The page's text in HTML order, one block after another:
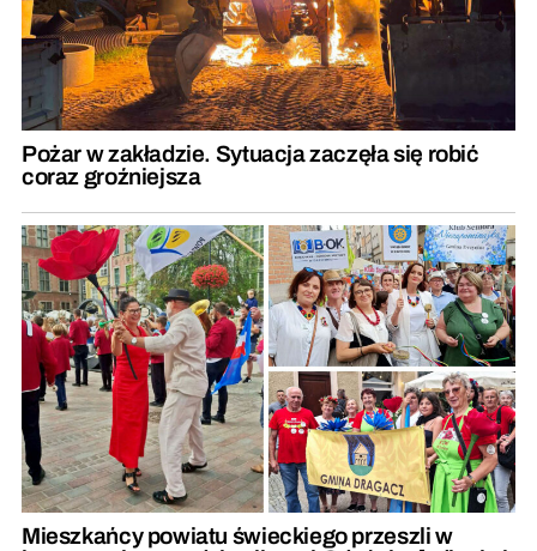
Pożar w zakładzie. Sytuacja zaczęła się robić
coraz groźniejsza
Mieszkańcy powiatu świeckiego przeszli w